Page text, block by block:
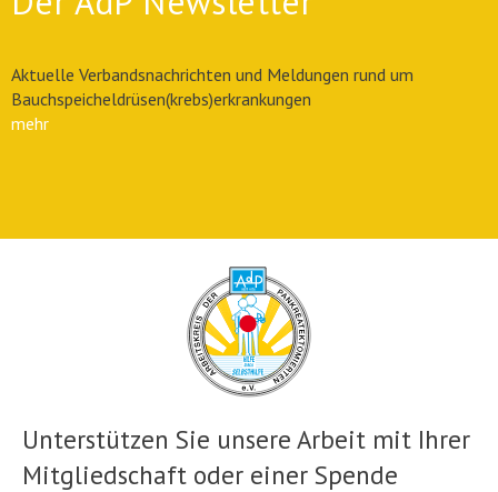
Aktuelle Verbandsnachrichten und Meldungen rund um
Bauchspeicheldrüsen(krebs)erkrankungen
mehr
Unterstützen Sie unsere Arbeit mit Ihrer
Mitgliedschaft oder einer Spende